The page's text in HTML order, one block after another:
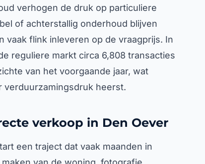
verhogen de druk op particuliere
of achterstallig onderhoud blijven
vaak flink inleveren op de vraagprijs. In
reguliere markt circa 6,808 transacties
van het voorgaande jaar, wat
verduurzamingsdruk heerst.
verkoop in Den Oever
een traject dat vaak maanden in